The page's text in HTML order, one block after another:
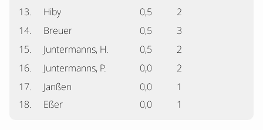
13.
Hiby 0,5
2
14.
Breuer 0,5
3
15.
Juntermanns, H. 0,5
2
16.
Juntermanns, P. 0,0
2
17.
Janßen 0,0
1
18.
Eßer 0,0 1